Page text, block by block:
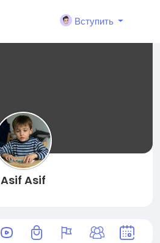
Вступить
Asif Asif